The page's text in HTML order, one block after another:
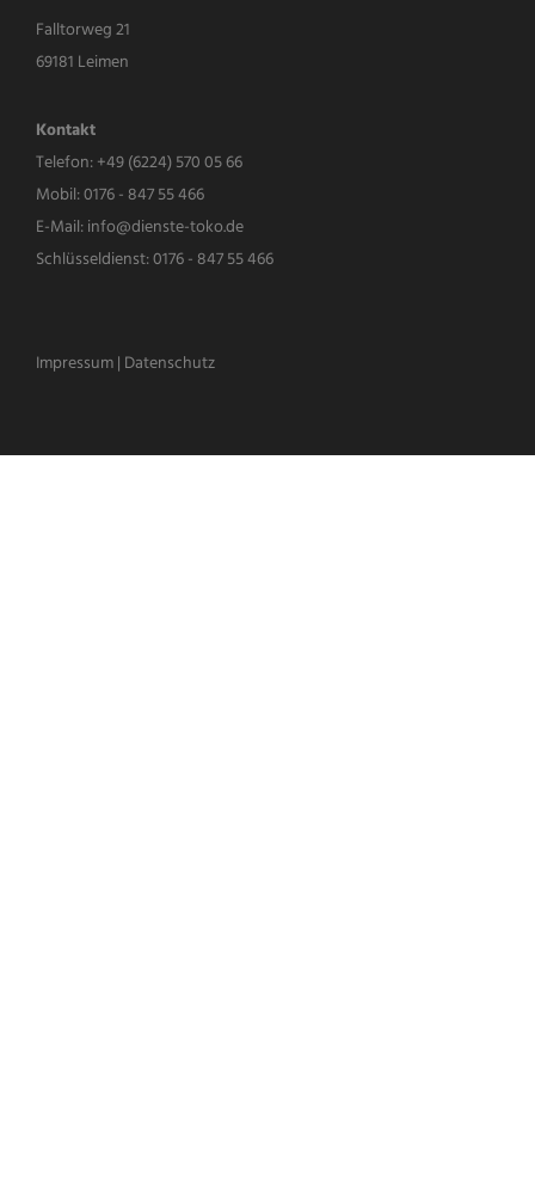
Falltorweg 21
69181 Leimen
Kontakt
Telefon:+49 (6224) 570 05 66
Mobil:0176 - 847 55 466
E-Mail:info@dienste-toko.de
Schlüsseldienst:0176 - 847 55 466
Impressum| Datenschutz